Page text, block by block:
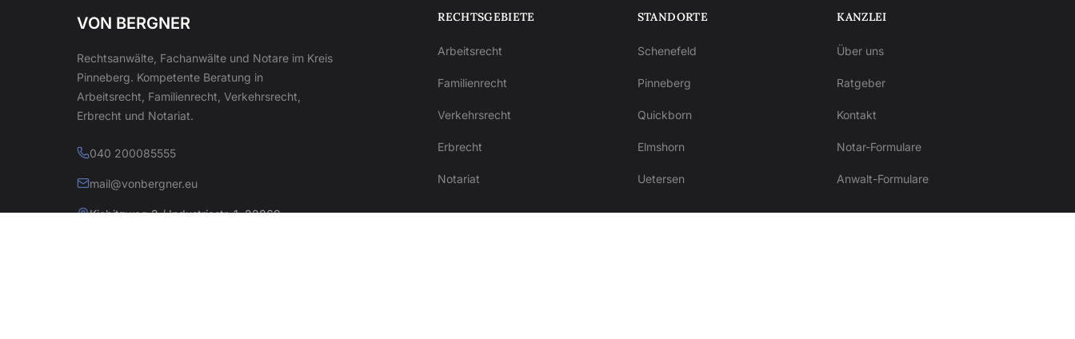
VON BERGNER
Rechtsanwälte, Fachanwälte und Notare im Kreis
Pinneberg. Kompetente Beratung in
Arbeitsrecht, Familienrecht, Verkehrsrecht,
Erbrecht und Notariat.
040 200085555
mail@vonbergner.eu
Kiebitzweg 2 / Industriestr. 1, 22869
RECHTSGEBIETE
Arbeitsrecht
Familienrecht
Verkehrsrecht
Erbrecht
Notariat
STANDORTE
Schenefeld
Pinneberg
Quickborn
Elmshorn
Uetersen
KANZLEI
Über uns
Ratgeber
Kontakt
Notar-Formulare
Anwalt-Formulare